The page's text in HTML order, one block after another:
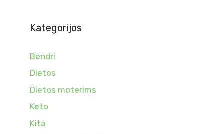
Kategorijos
Bendri
Dietos
Dietos moterims
Keto
Kita